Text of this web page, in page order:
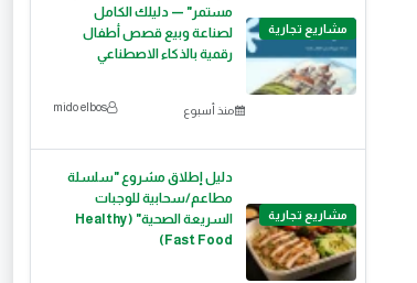
مشاريع تجارية
مستمر" — دليلك الكامل
لصناعة وبيع قصص أطفال
رقمية بالذكاء الاصطناعي
منذ أسبوع mido elbos
مشاريع تجارية
دليل إطلاق مشروع "سلسلة
مطاعم/سحابية للوجبات
السريعة الصحية" (Healthy
Fast Food)